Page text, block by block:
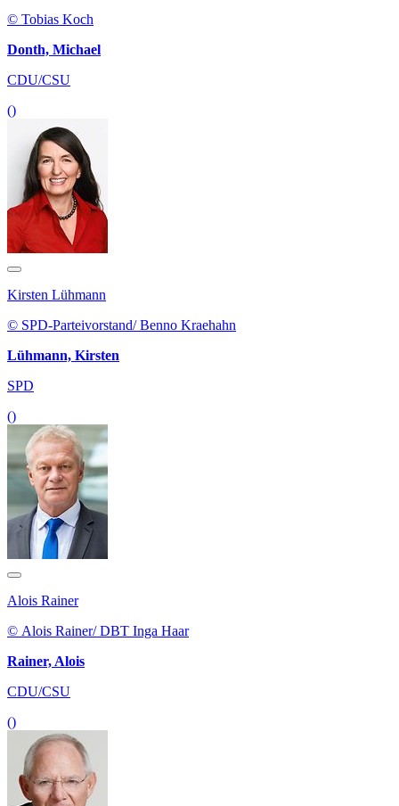
© Tobias Koch
Donth, Michael
CDU/CSU
()
Kirsten Lühmann
© SPD-Parteivorstand/ Benno Kraehahn
Lühmann, Kirsten
SPD
()
Alois Rainer
© Alois Rainer/ DBT Inga Haar
Rainer, Alois
CDU/CSU
()